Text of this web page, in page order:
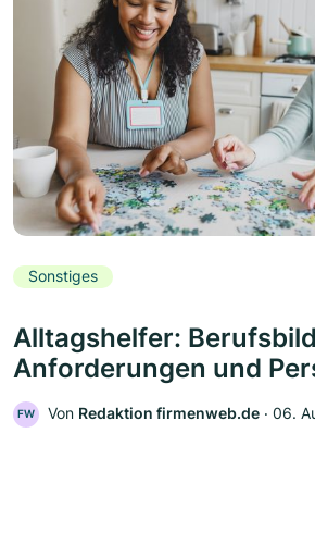
Sonstiges
Alltagshelfer:
Anforderungen und
FW Von Redaktion firmenweb.de ‧ 06.